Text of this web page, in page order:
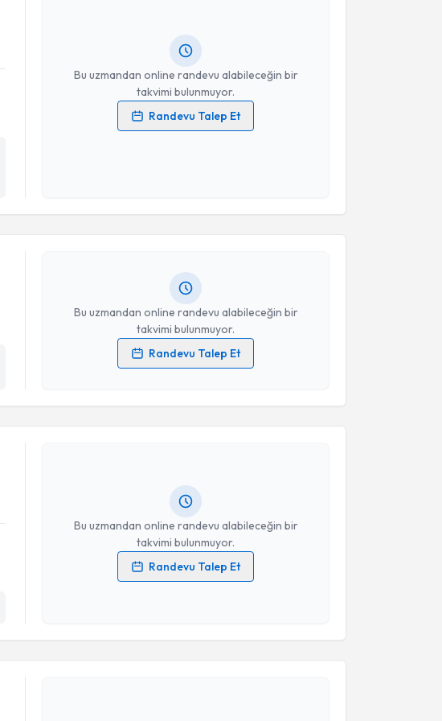
Bu uzmandan online randevu alabileceğin bir
takvimi bulunmuyor.
Randevu Talep Et
Kişisel verilerimin işlenmesine ilişkinAydınlatma Metni
Takvim Talebini Gönder
Bu uzmandan online randevu alabileceğin bir
takvimi bulunmuyor.
Randevu Talep Et
Kişisel verilerimin işlenmesine ilişkinAydınlatma Metni
işlenmesini kabul ediyorum.
Bu uzmandan online randevu alabileceğin bir
takvimi bulunmuyor.
Randevu Talep Et
Randevu Takvimi Talebi
Kişisel verilerimin işlenmesine ilişkinAydınlatma Metni
Takvim Talebini Gönder
Randevu Takvimi Talebi